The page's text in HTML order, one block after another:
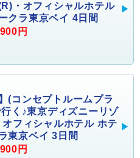
・オフィシャルホテル
クラ東京ベイ 4日間
円
(コンセプトルームプラ
く♪東京ディズニーリゾ
フィシャルホテル ホテ
東京ベイ 3日間
円